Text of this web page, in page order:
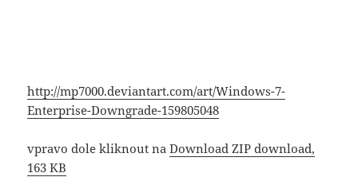
http://mp7000.deviantart.com/art/Windows-7-
Enterprise-Downgrade-159805048
vpravo dole kliknout naDownload ZIP download,
163 KB